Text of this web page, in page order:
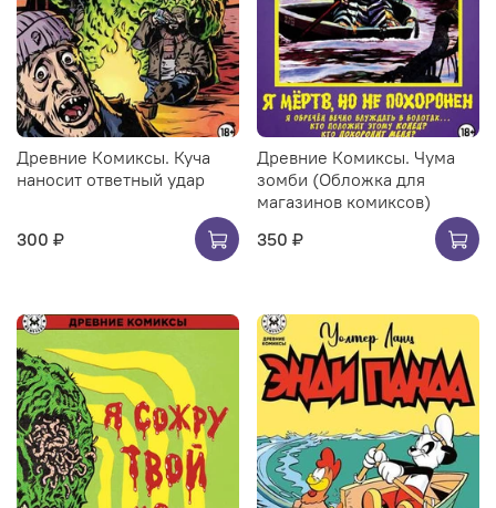
Древние Комиксы. Куча
наносит ответный удар
300 ₽
Древние Комиксы. Чума
зомби (Обложка для
магазинов комиксов)
350 ₽